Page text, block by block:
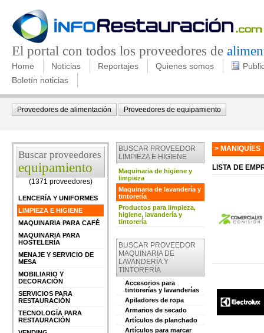
El portal con todos los proveedores de
Home Noticias Reportajes Quienes somos
Boletín noticias
Proveedores de alimentación Proveedores de equipamiento
Buscar proveedores
equipamiento
(1371 proveedores)
LENCERÍA Y UNIFORMES
LIMPIEZA E HIGIENE
MAQUINARIA PARA CAFÉ
MAQUINARIA PARA
HOSTELERÍA
MENAJE Y SERVICIO DE
MESA
MOBILIARIO Y
DECORACIÓN
SERVICIOS PARA
RESTAURACIÓN
TECNOLOGÍA PARA
RESTAURACIÓN
BUSCAR PROVEEDOR
LIMPIEZA E HIGIENE
Maquinaria de higiene y
limpieza
Maquinaria de lavandería y
tintorería
Productos para limpieza,
higiene, lavandería y
tintorería
BUSCAR PROVEEDOR
MAQUINARIA DE
LAVANDERÍA Y
TINTORERÍA
Accesorios para
tintorerías y lavanderías
Apiladores de ropa
Armarios de secado
Artículos de planchado
Artículos para marcar
> MANIQUÍES
LISTA DE